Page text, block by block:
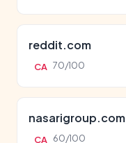
reddit.com
CA 70/100
nasarigroup.com
CA 60/100